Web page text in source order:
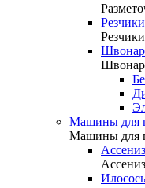
Машины для
Машины для